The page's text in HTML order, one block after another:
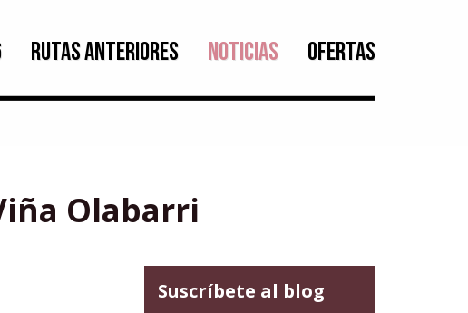
RUTAS ANTERIORES NOTICIAS OFERTAS
Olabarri
Suscríbete al blog